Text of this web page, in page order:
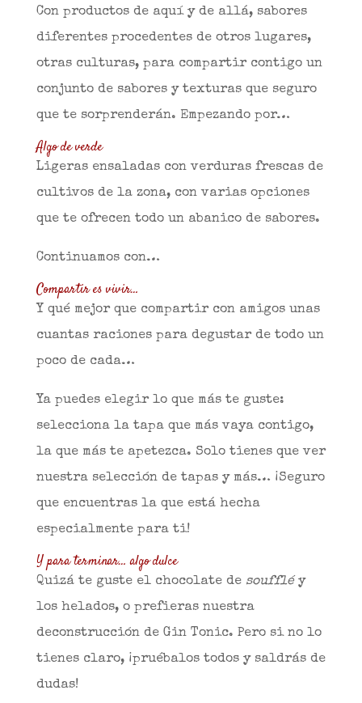
Con productos de aquí y de allá, sabores
diferentes procedentes de otros lugares,
otras culturas, para compartir contigo un
conjunto de sabores y texturas que seguro
que te sorprenderán. Empezando por…
Algo de verde
Ligeras ensaladas con verduras frescas de
cultivos de la zona, con varias opciones
que te ofrecen todo un abanico de sabores.
Continuamos con…
Compartir es vivir…
Y qué mejor que compartir con amigos unas
cuantas raciones para degustar de todo un
poco de cada…
Ya puedes elegir lo que más te guste:
selecciona la tapa que más vaya contigo,
la que más te apetezca. Solo tienes que ver
nuestra selección de tapas y más… ¡Seguro
que encuentras la que está hecha
especialmente para ti!
Y para terminar… algo dulce
Quizá te guste el chocolate de soufflé y
los helados, o prefieras nuestra
deconstrucción de Gin Tonic. Pero si no lo
tienes claro, ¡pruébalos todos y saldrás de
dudas!